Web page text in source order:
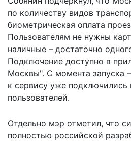
по количеству видов
биометрическая оплата
Пользователям не нужны
наличные – достаточно
Подключение доступно в
Москвы". С момента запуска
к сервису уже подключились
пользователей.
Отдельно мэр отметил, что
полностью российской